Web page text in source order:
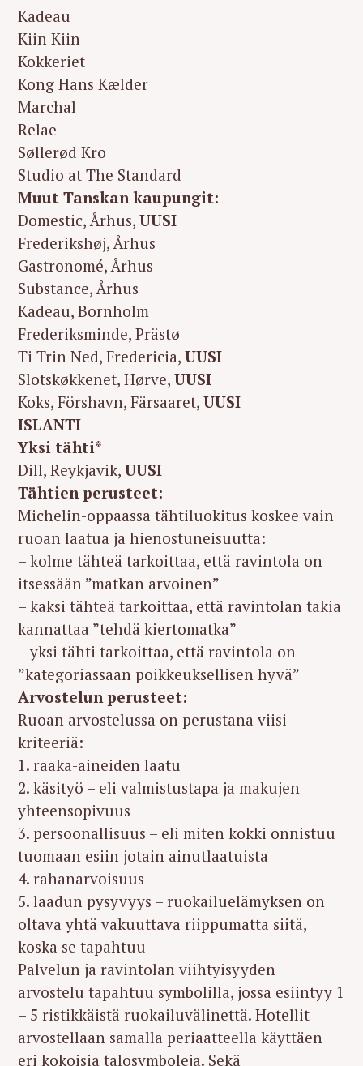
Kadeau
Kiin Kiin
Kokkeriet
Kong Hans Kælder
Marchal
Relae
Søllerød Kro
Studio at The Standard
Muut Tanskan kaupungit:
Domestic, Århus, UUSI
Frederikshøj, Århus
Gastronomé, Århus
Substance, Århus
Kadeau, Bornholm
Frederiksminde, Prästø
Ti Trin Ned, Fredericia, UUSI
Slotskøkkenet, Hørve, UUSI
Koks, Förshavn, Färsaaret, UUSI
ISLANTI
Yksi tähti*
Dill, Reykjavik, UUSI
Tähtien perusteet:
Michelin-oppaassa tähtiluokitus koskee vain
ruoan laatua ja hienostuneisuutta:
– kolme tähteä tarkoittaa, että ravintola on
itsessään ”matkan arvoinen”
– kaksi tähteä tarkoittaa, että ravintolan takia
kannattaa ”tehdä kiertomatka”
– yksi tähti tarkoittaa, että ravintola on
”kategoriassaan poikkeuksellisen hyvä”
Arvostelun perusteet:
Ruoan arvostelussa on perustana viisi
kriteeriä:
1. raaka-aineiden laatu
2. käsityö – eli valmistustapa ja makujen
yhteensopivuus
3. persoonallisuus – eli miten kokki onnistuu
tuomaan esiin jotain ainutlaatuista
4. rahanarvoisuus
5. laadun pysyvyys – ruokailuelämyksen on
oltava yhtä vakuuttava riippumatta siitä,
koska se tapahtuu
Palvelun ja ravintolan viihtyisyyden
arvostelu tapahtuu symbolilla, jossa esiintyy 1
– 5 ristikkäistä ruokailuvälinettä. Hotellit
arvostellaan samalla periaatteella käyttäen
eri kokoisia talosymboleja. Sekä
S
e
a